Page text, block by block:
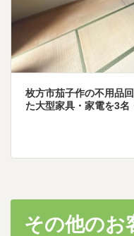
枚方市茄子作の不用品
た大型家具・家電を3
その他のお